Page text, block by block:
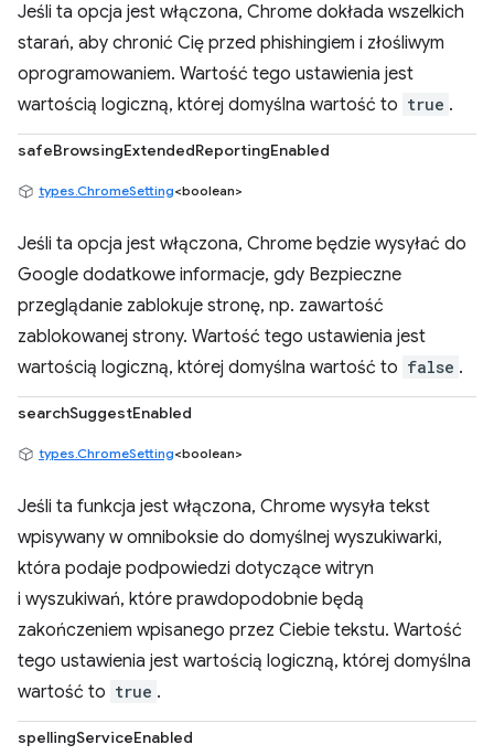
Jeśli ta opcja jest włączona, Chrome dokłada wszelkich
starań, aby chronić Cię przed phishingiem i złośliwym
oprogramowaniem. Wartość tego ustawienia jest
wartością logiczną, której domyślna wartość to true .
safeBrowsingExtendedReportingEnabled
types.ChromeSetting<boolean>
Jeśli ta opcja jest włączona, Chrome będzie wysyłać do
Google dodatkowe informacje, gdy Bezpieczne
przeglądanie zablokuje stronę, np. zawartość
zablokowanej strony. Wartość tego ustawienia jest
wartością logiczną, której domyślna wartość to false .
searchSuggestEnabled
types.ChromeSetting<boolean>
Jeśli ta funkcja jest włączona, Chrome wysyła tekst
wpisywany w omniboksie do domyślnej wyszukiwarki,
która podaje podpowiedzi dotyczące witryn
i wyszukiwań, które prawdopodobnie będą
zakończeniem wpisanego przez Ciebie tekstu. Wartość
tego ustawienia jest wartością logiczną, której domyślna
wartość to true .
spellingServiceEnabled